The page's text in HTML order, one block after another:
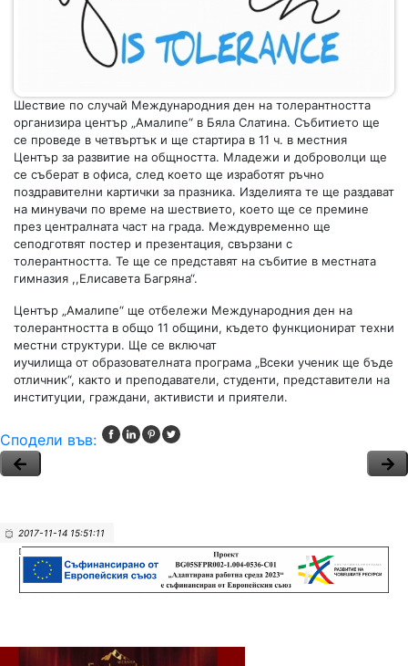
Шествие по случай Международния ден на толерантността
организира център „Амалипе“ в Бяла Слатина. Събитието ще
се проведе в четвъртък и ще стартира в 11 ч. в местния
Център за развитие на общността. Младежи и доброволци ще
се съберат в офиса, след което ще изработят ръчно
поздравителни картички за празника. Изделията те ще раздават
на минувачи по време на шествието, което ще се премине
през централната част на града. Междувременно ще
сеподготвят постер и презентация, свързани с
толерантността. Те ще се представят на събитие в местната
гимназия ,,Елисавета Багряна“.
Център „Амалипе“ ще отбележи Международния ден на
толерантността в общо 11 общини, където функционират техни
местни структури. Ще се включат
иучилища от образователната програма „Всеки ученик ще бъде
отличник“, както и преподаватели, студенти, представители на
институции, граждани, активисти и приятели.
Сподели във:
2017-11-14 15:51:11